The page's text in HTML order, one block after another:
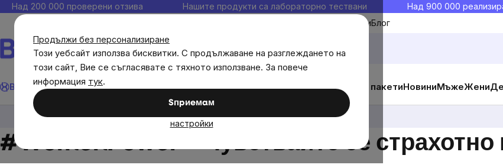
Продължи без персонализиране
Този уебсайт използва бисквитки. С продължаване на разглеждането на
този сайт, Вие се съгласявате с тяхното използване. За повече
информация тук.
Sпpиeмaм
настройки
Прескочи
към
съдържанието
Над 200 000 проверени отзива Нашите продукти са лабораторно тествани Над 900 000
Моите любимиБлог
Brainmax Имунитет Акции💪 WomenPowerЦелиДиетични добавкиИзгодни пакетиНовиниМъжеЖени
#WomenPower – Чувствайте се страхотно